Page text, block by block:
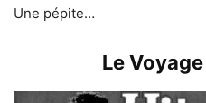
Une pépite…
Le